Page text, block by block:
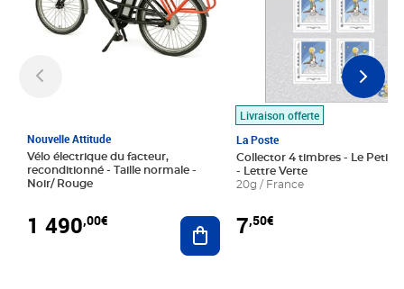
Nouvelle Attitude
Vélo électrique du facteur,
reconditionné - Taille normale -
Noir/ Rouge
1 490,00€ Ajouter au panier
Livraison offerte
La Poste
Collector 4 timbres - Le Petit
- Lettre Verte
20g / France
7,50€